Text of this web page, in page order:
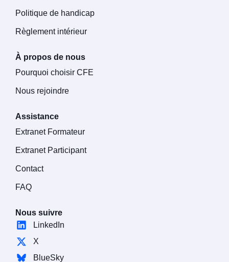
Politique de handicap
Règlement intérieur
À propos de nous
Pourquoi choisir CFE
Nous rejoindre
Assistance
Extranet Formateur
Extranet Participant
Contact
FAQ
Nous suivre
LinkedIn
X
BlueSky